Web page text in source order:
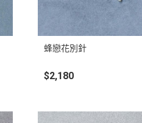
蜂戀花別針
$2,180